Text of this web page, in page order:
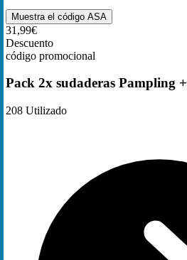
Muestra el código ASA
31,99€
Descuento
código promocional
Pack 2x sudaderas Pampling +
208 Utilizado